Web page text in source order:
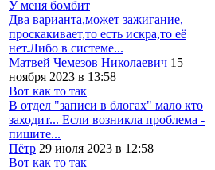
У меня бомбит
Два варианта,может зажигание,
проскакивает,то есть искра,то её
нет.Либо в системе...
Матвей Чемезов Николаевич 15
ноября 2023 в 13:58
Вот как то так
В отдел "записи в блогах" мало кто
заходит... Если возникла проблема -
пишите...
Пётр 29 июля 2023 в 12:58
Вот как то так